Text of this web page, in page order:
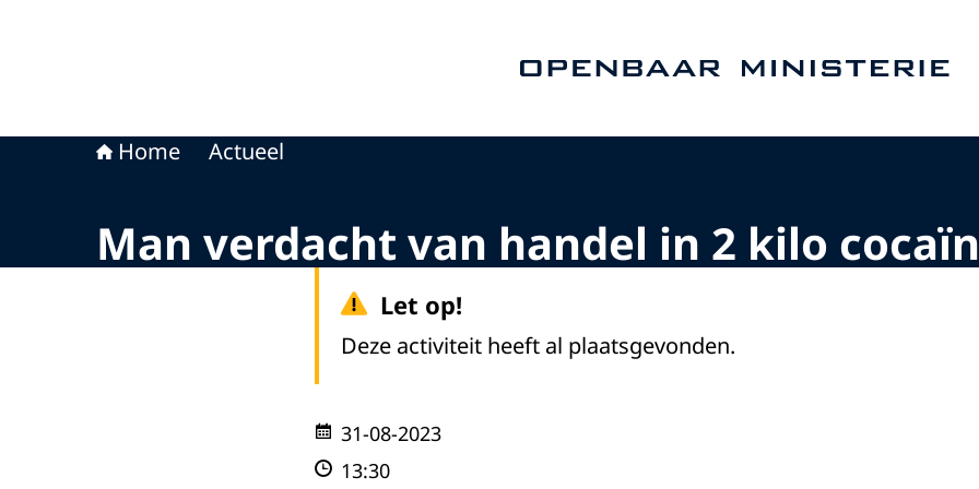
Home Actueel
Man verdacht van handel in 2 kilo
Let op!
Deze activiteit heeft al plaatsgevonden.
31-08-2023
13:30